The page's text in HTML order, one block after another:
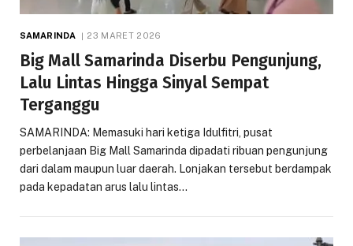
SAMARINDA 23 MARET 2026
Big Mall Samarinda Diserbu Pengunjung,
Lalu Lintas Hingga Sinyal Sempat
Terganggu
SAMARINDA: Memasuki hari ketiga Idulfitri, pusat
perbelanjaan Big Mall Samarinda dipadati ribuan pengunjung
dari dalam maupun luar daerah. Lonjakan tersebut berdampak
pada kepadatan arus lalu lintas…